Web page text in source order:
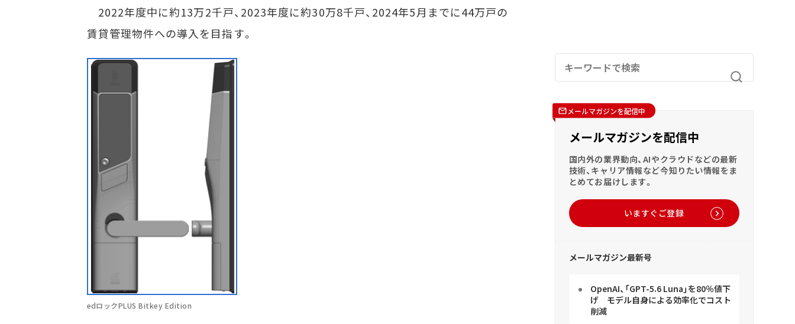
2022年度中に約13万2千戸、2023年度に約30万8千戸、2024年5月までに44万戸の
賃貸管理物件への導入を目指す。
edロックPLUS Bitkey Edition
メールマガジンを配信中
メールマガジンを配信中
国内外の業界動向、AIやクラウドなどの最新
技術、キャリア情報など今知りたい情報をま
とめてお届けします。
いますぐご登録
メールマガジン最新号
OpenAI、「GPT-5.6 Luna」を80％値下
げ モデル自身による効率化でコスト
削減